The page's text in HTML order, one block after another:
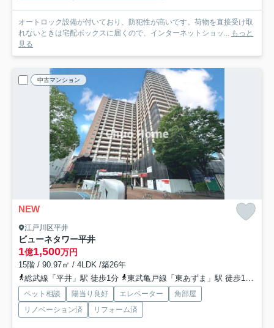
オートロック設備が付いており、防犯性が高いです。荷物を直接受け取
れないときは宅配ボックスに届くので、インターネットショッ...
もっと
見る
中古マンション
NEW
江戸川区平井
ビューネタワー平井
1億1,500万円
15階 / 90.97㎡ / 4LDK /築26年
総武線「平井」駅 徒歩1分
東武亀戸線「東あずま」駅 徒歩16分
ペット相談 陽当り良好 エレベーター
角部屋
リノベーション済
リフォーム済